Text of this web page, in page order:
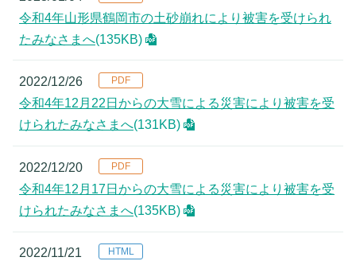
令和4年山形県鶴岡市の土砂崩れにより被害を受けられ
たみなさまへ(135KB)
2022/12/26
令和4年12月22日からの大雪による災害により被害を受
けられたみなさまへ(131KB)
2022/12/20
令和4年12月17日からの大雪による災害により被害を受
けられたみなさまへ(135KB)
2022/11/21